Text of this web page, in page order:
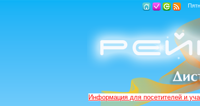
Информация для посетителей и